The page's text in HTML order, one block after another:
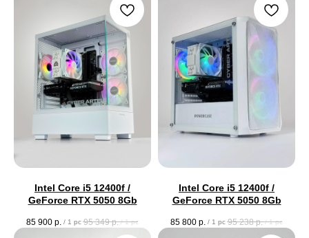
Intel Core i5 12400f /
GeForce RTX 5050 8Gb
85 900 р. / 1 pc 95 349 р. / 1 pc
Intel Core i5 12400f /
GeForce RTX 5050 8Gb
85 800 р. / 1 pc 95 238 р. / 1 pc